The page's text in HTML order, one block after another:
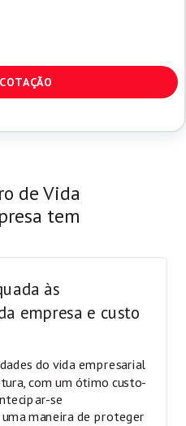
de Vida
tem
às
empresa e custo
do vida empresarial
com um ótimo custo-
se
maneira de proteger